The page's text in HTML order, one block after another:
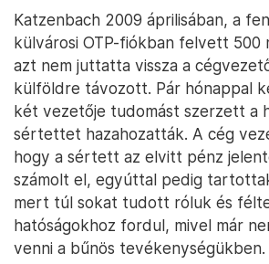
Katzenbach 2009 áprilisában, a
külvárosi OTP-fiókban felvett 500
azt nem juttatta vissza a
külföldre távozott. Pár hónappal
két vezetője tudomást szerzett a
sértettet hazahozatták. A cég
hogy a sértett az elvitt pénz
számolt el, egyúttal pedig
mert túl sokat tudott róluk és
hatóságokhoz fordul, mivel már
venni a bűnös tevékenységükben.